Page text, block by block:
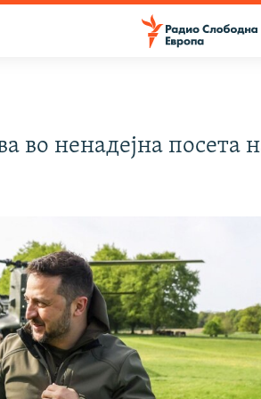
во ненадејна посета